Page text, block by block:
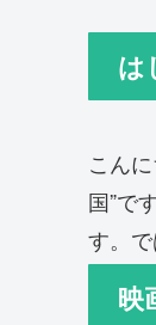
は
こん
国”で
す。
映